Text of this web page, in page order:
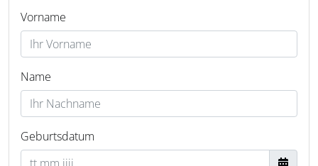
Vorname
Name
Geburtsdatum